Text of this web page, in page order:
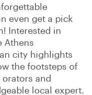
even get a pick
Interested in
Athens
city highlights
the footsteps of
and
local expert.